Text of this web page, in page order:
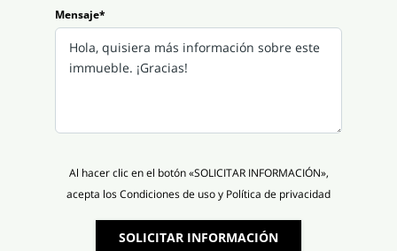
Mensaje*
Al hacer clic en el botón «SOLICITAR INFORMACIÓN»,
acepta los Condiciones de uso y Política de privacidad
SOLICITAR INFORMACIÓN